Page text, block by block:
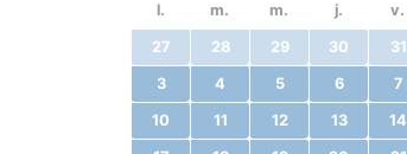
l.
m. m. j. v.
27 28 29 30 31
3 4 5 6 7
10 11 12 13 14